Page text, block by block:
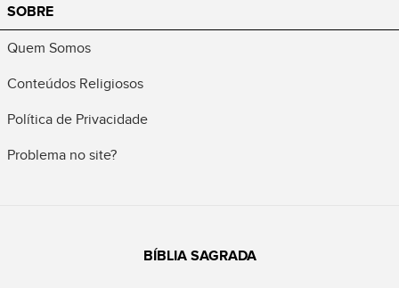
SOBRE
Quem Somos
Conteúdos Religiosos
Política de Privacidade
Problema no site?
BÍBLIA SAGRADA